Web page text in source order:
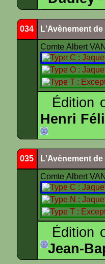
034 L'Avènement
Comte Albert
Édition
Henri
035 L'Avènement
Comte Albert
Édition
Jean-